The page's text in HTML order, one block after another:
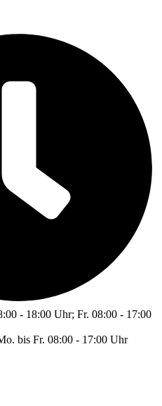
- 18:00 Uhr; Fr. 08:00 - 17:00
bis Fr. 08:00 - 17:00 Uhr